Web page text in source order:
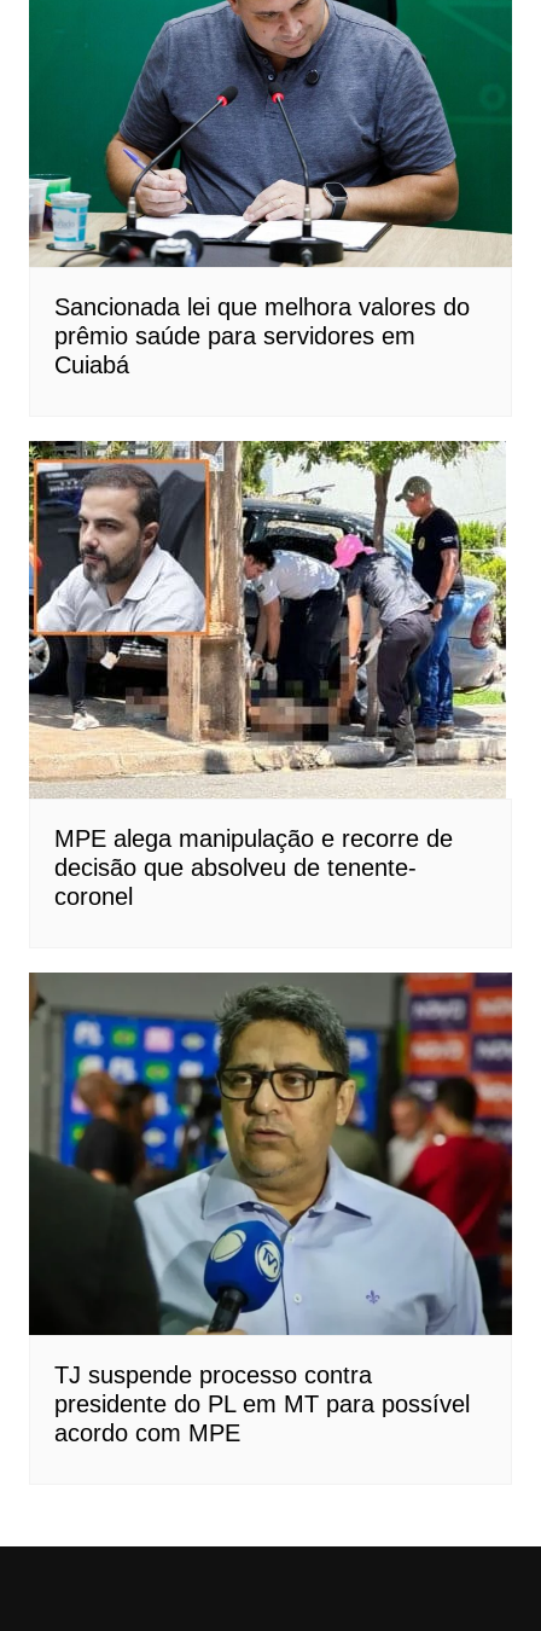
Sancionada lei que melhora valores do
prêmio saúde para servidores em
Cuiabá
MPE alega manipulação e recorre de
decisão que absolveu de tenente-
coronel
TJ suspende processo contra
presidente do PL em MT para possível
acordo com MPE